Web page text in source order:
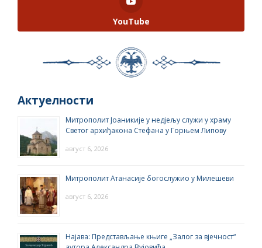
YouTube
Актуелности
Митрополит Јоаникије у недјељу служи у храму
Светог архиђакона Стефана у Горњем Липову
август 6, 2026
Митрополит Атанасије богослужио у Милешеви
август 6, 2026
Најава: Представљање књиге „Залог за вјечност“